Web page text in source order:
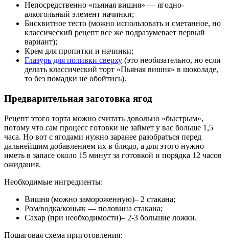
Непосредственно «пьяная вишня» — ягодно-
алкогольный элемент начинки;
Бисквитное тесто (можно использовать и сметанное, но
классический рецепт все же подразумевает первый
вариант);
Крем для пропитки и начинки;
Глазурь для поливки сверху (это необязательно, но если
делать классический торт «Пьяная вишня» в шоколаде,
то без помадки не обойтись).
Предварительная заготовка ягод
Рецепт этого торта можно считать довольно «быстрым»,
потому что сам процесс готовки не займет у вас больше 1,5
часа. Но вот с ягодами нужно заранее разобраться перед
дальнейшим добавлением их в блюдо, а для этого нужно
иметь в запасе около 15 минут за готовкой и порядка 12 часов
ожидания.
Необходимые ингредиенты:
Вишня (можно замороженную)– 2 стакана;
Ром/водка/коньяк — половина стакана;
Сахар (при необходимости)– 2-3 большие ложки.
Пошаговая схема приготовления: